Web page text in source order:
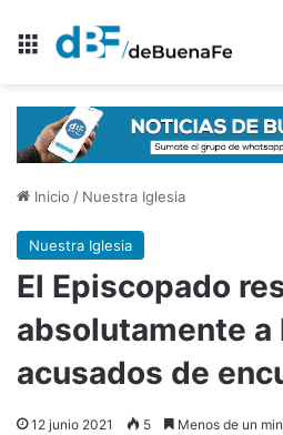
Menú
Inicio / Nuestra Iglesia
Nuestra Iglesia
El Episcopado
absolutamente
acusados de
12 junio 2021 5 Menos de un